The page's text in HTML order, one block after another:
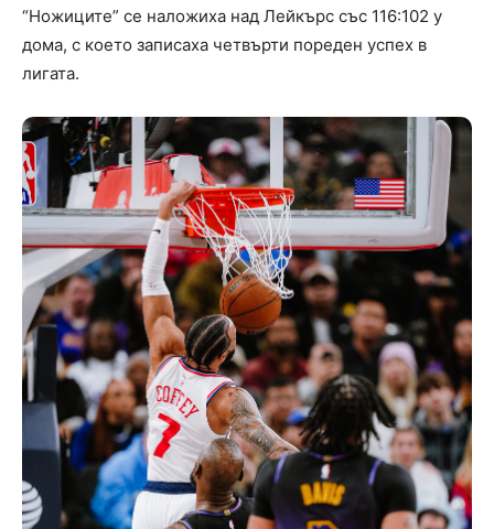
“Ножиците” се наложиха над Лейкърс със 116:102 у
дома, с което записаха четвърти пореден успех в
лигата.